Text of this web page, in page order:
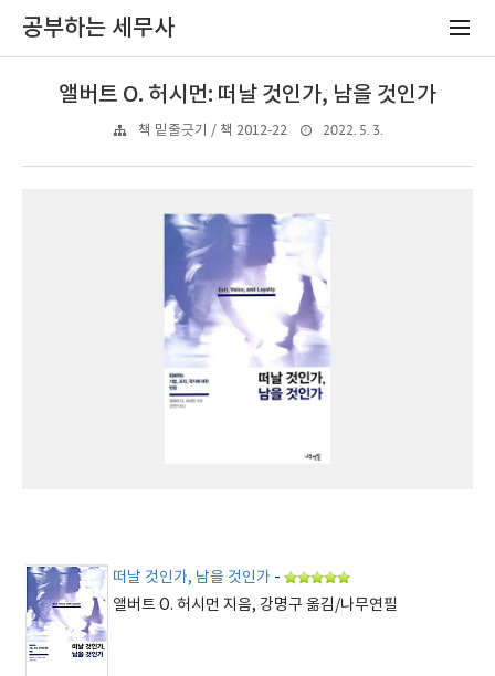
공부하는 세무사
앨버트 O. 허시먼: 떠날 것인가, 남을 것인가
책 밑줄긋기 / 책 2012-22 2022. 5. 3.
떠날 것인가, 남을 것인가 -
앨버트 O. 허시먼 지음, 강명구 옮김/나무연필